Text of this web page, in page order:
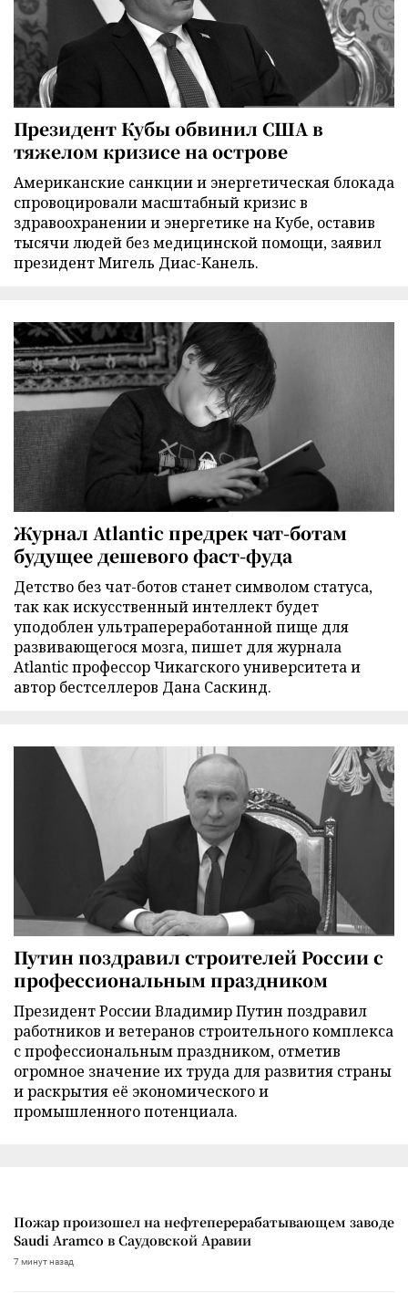
Президент Кубы обвинил США в
тяжелом кризисе на острове
Американские санкции и энергетическая блокада
спровоцировали масштабный кризис в
здравоохранении и энергетике на Кубе, оставив
тысячи людей без медицинской помощи, заявил
президент Мигель Диас-Канель.
Журнал Atlantic предрек чат-ботам
будущее дешевого фаст-фуда
Детство без чат-ботов станет символом статуса,
так как искусственный интеллект будет
уподоблен ультрапереработанной пище для
развивающегося мозга, пишет для журнала
Atlantic профессор Чикагского университета и
автор бестселлеров Дана Саскинд.
Путин поздравил строителей России с
профессиональным праздником
Президент России Владимир Путин поздравил
работников и ветеранов строительного комплекса
с профессиональным праздником, отметив
огромное значение их труда для развития страны
и раскрытия её экономического и
промышленного потенциала.
Пожар произошел на нефтеперерабатывающем заводе
Saudi Aramco в Саудовской Аравии
7 минут назад